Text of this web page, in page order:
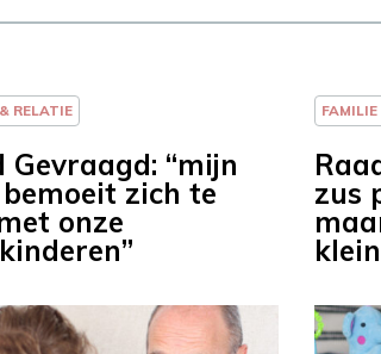
RELATIE
Gevraagd: “mijn
zich te
onze
zus